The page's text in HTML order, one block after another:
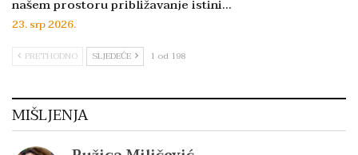
našem prostoru približavanje istini…
23. srp 2026.
PRETHODNO SLJEDEĆE 1 od 198
MIŠLJENJA